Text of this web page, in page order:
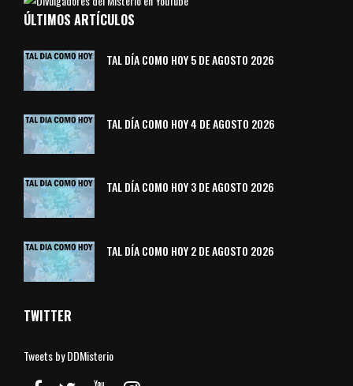
ÚLTIMOS ARTÍCULOS
TAL DÍA COMO HOY 5 DE AGOSTO 2026
TAL DÍA COMO HOY 4 DE AGOSTO 2026
TAL DÍA COMO HOY 3 DE AGOSTO 2026
TAL DÍA COMO HOY 2 DE AGOSTO 2026
TWITTER
Tweets by DDMisterio